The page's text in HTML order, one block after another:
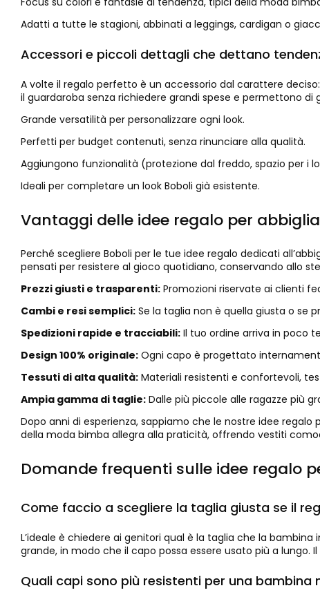
Adatti a tutte le stagioni, abbinati a leggings, cardigan o
Accessori e piccoli dettagli che dettano
A volte il regalo perfetto è un accessorio dal carattere
il guardaroba senza richiedere grandi spese e permettono
Grande versatilità per personalizzare ogni look.
Perfetti per budget contenuti, senza rinunciare alla qualità.
Aggiungono funzionalità (protezione dal freddo, spazio per i
Ideali per completare un look Boboli già esistente.
Vantaggi delle idee regalo per
Perché scegliere Boboli per le tue idee regalo dedicati
pensati per resistere al gioco quotidiano, conservando allo
Prezzi giusti e trasparenti: Promozioni riservate ai clienti
Cambi e resi semplici: Se la taglia non è quella giusta o se
Spedizioni rapide e tracciabili: Il tuo ordine arriva in poco
Design 100% originale: Ogni capo è progettato
Tessuti di alta qualità: Materiali resistenti e confortevoli,
Ampia gamma di taglie: Dalle più piccole alle ragazze più
Dopo anni di esperienza, sappiamo che le nostre idee
della moda bimba allegra alla praticità, offrendo vestiti
Domande frequenti sulle idee regalo
Come faccio a scegliere la taglia giusta se il
L’ideale è chiedere ai genitori qual è la taglia che la
grande, in modo che il capo possa essere usato più a
Quali capi sono più resistenti per una bambina